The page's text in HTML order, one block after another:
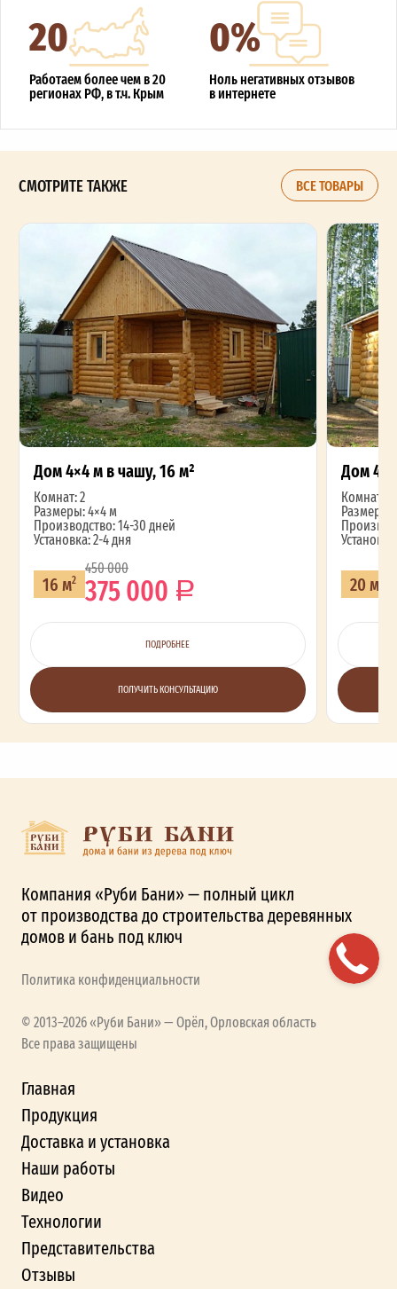
20
Работаем более чем в 20
регионах РФ, в т.ч. Крым
0%
Ноль негативных отзывов
в интернете
СМОТРИТЕ ТАКЖЕ ВСЕ ТОВАРЫ
Дом 4×4 м в чашу, 16 м²
Комнат: 2
Размеры: 4×4 м
Производство: 14-30 дней
Установка: 2-4 дня
16 м2
450 000
375 000
ПОДРОБНЕЕ
ПОЛУЧИТЬ КОНСУЛЬТАЦИЮ
Дом
Комнат: 2
Размеры:
20 м
Компания «Руби Бани» — полный цикл
от производства до строительства деревянных
домов и бань под ключ
Политика конфиденциальности
© 2013–2026 «Руби Бани» — Орёл, Орловская область
Все права защищены
Главная
Продукция
Доставка и установка
Наши работы
Видео
Технологии
Представительства
Отзывы